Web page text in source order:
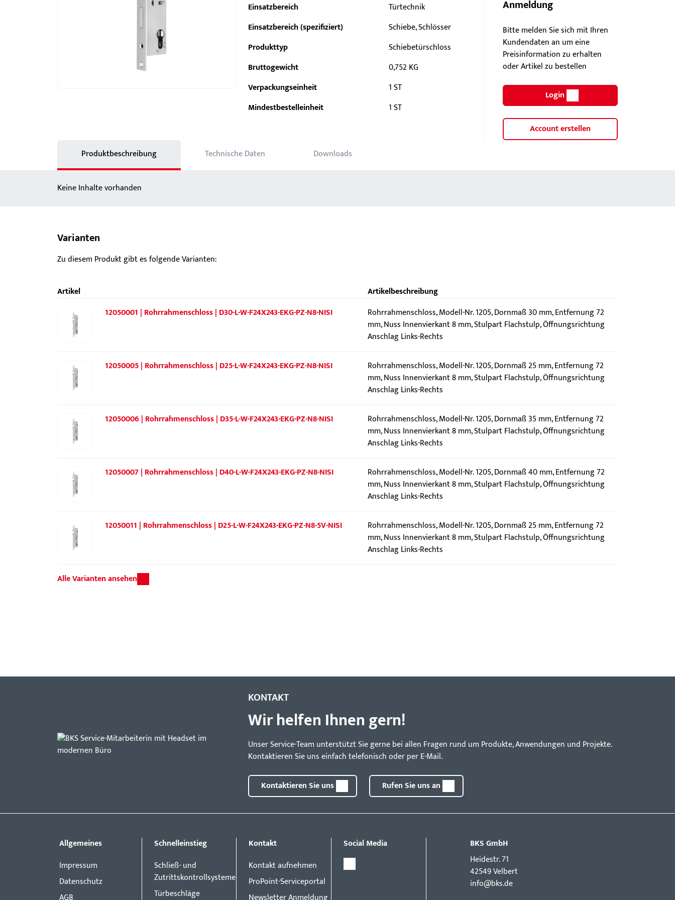
BKS MasterKeySystem
Einsatzbereich
Türtechnik
Einsatzbereich (spezifiziert)
Schiebe, Schlösser
Produkttyp
Schiebetürschloss
Bruttogewicht
0,752 KG
Verpackungseinheit
1 ST
Mindestbestelleinheit
1 ST
Anmeldung
Bitte melden Sie sich mit Ihren
Kundendaten an um eine
Preisinformation zu erhalten
oder Artikel zu bestellen
Login
Account erstellen
Produktbeschreibung
Technische Daten Downloads
Keine Inhalte vorhanden
Varianten
Zu diesem Produkt gibt es folgende Varianten:
Artikel
Artikelbeschreibung
12050001 | Rohrrahmenschloss | D30-L-W-F24X243-EKG-PZ-N8-NISI
Rohrrahmenschloss, Modell-Nr. 1205, Dornmaß 30 mm, Entfernung 72
mm, Nuss Innenvierkant 8 mm, Stulpart Flachstulp, Öffnungsrichtung
Anschlag Links-Rechts
12050005 | Rohrrahmenschloss | D25-L-W-F24X243-EKG-PZ-N8-NISI
Rohrrahmenschloss, Modell-Nr. 1205, Dornmaß 25 mm, Entfernung 72
mm, Nuss Innenvierkant 8 mm, Stulpart Flachstulp, Öffnungsrichtung
Anschlag Links-Rechts
12050006 | Rohrrahmenschloss | D35-L-W-F24X243-EKG-PZ-N8-NISI
Rohrrahmenschloss, Modell-Nr. 1205, Dornmaß 35 mm, Entfernung 72
mm, Nuss Innenvierkant 8 mm, Stulpart Flachstulp, Öffnungsrichtung
Anschlag Links-Rechts
12050007 | Rohrrahmenschloss | D40-L-W-F24X243-EKG-PZ-N8-NISI
Rohrrahmenschloss, Modell-Nr. 1205, Dornmaß 40 mm, Entfernung 72
mm, Nuss Innenvierkant 8 mm, Stulpart Flachstulp, Öffnungsrichtung
Anschlag Links-Rechts
12050011 | Rohrrahmenschloss | D25-L-W-F24X243-EKG-PZ-N8-5V-NISI
Rohrrahmenschloss, Modell-Nr. 1205, Dornmaß 25 mm, Entfernung 72
mm, Nuss Innenvierkant 8 mm, Stulpart Flachstulp, Öffnungsrichtung
Anschlag Links-Rechts
Alle Varianten ansehen
KONTAKT
Wir helfen Ihnen gern!
Unser Service-Team unterstützt Sie gerne bei allen Fragen rund um Produkte, Anwendungen und Projekte.
Kontaktieren Sie uns einfach telefonisch oder per E-Mail.
Kontaktieren Sie uns Rufen Sie uns an
Allgemeines
Impressum
Datenschutz
Schnelleinstieg
Schließ- und
Zutrittskontrollsysteme
Türbeschläge
Kontakt
Kontakt aufnehmen
ProPoint-Serviceportal
Social Media
BKS GmbH
Hei­destr. 71
42549 Velbert
info@bks.de